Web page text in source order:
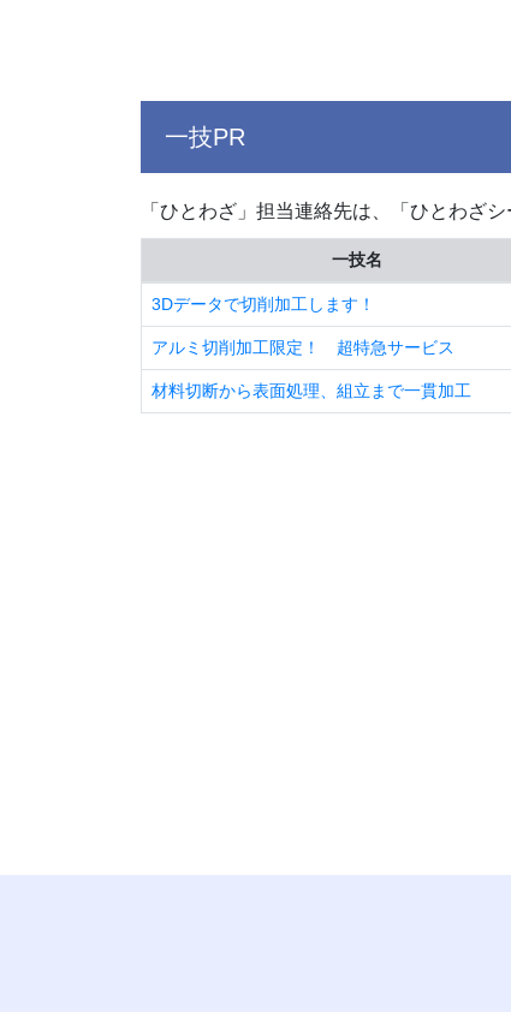
一技PR
「ひとわざ」担当連絡先は、「ひとわざ
一技名
3Dデータで切削加工します！
アルミ切削加工限定！ 超特急サービス
材料切断から表面処理、組立まで一貫加工